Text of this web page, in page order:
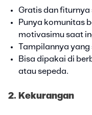
Gratis dan fiturnya
Punya komunitas
motivasimu saat
Tampilannya yang
Bisa dipakai di
atau sepeda.
2. Kekurangan